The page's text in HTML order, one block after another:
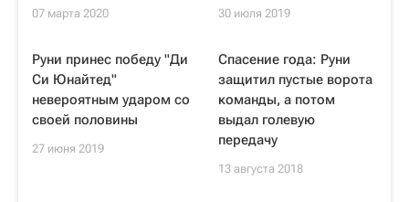
07 марта 2020 30 июля 2019
Руни принес победу "Ди
Си Юнайтед"
невероятным ударом со
своей половины
27 июня 2019
Спасение года: Руни
защитил пустые ворота
команды, а потом
выдал голевую
передачу
13 августа 2018